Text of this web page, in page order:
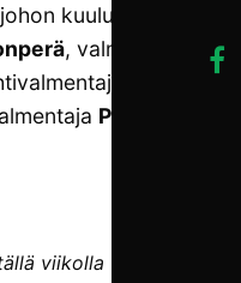
kuuluvat
, valmentaja
Po Law
viikolla